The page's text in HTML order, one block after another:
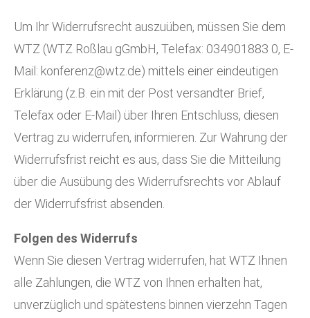
Um Ihr Widerrufsrecht auszuüben, müssen Sie dem
WTZ (WTZ Roßlau gGmbH, Telefax: 034901883 0, E-
Mail: konferenz@wtz.de) mittels einer eindeutigen
Erklärung (z.B. ein mit der Post versandter Brief,
Telefax oder E-Mail) über Ihren Entschluss, diesen
Vertrag zu widerrufen, informieren. Zur Wahrung der
Widerrufsfrist reicht es aus, dass Sie die Mitteilung
über die Ausübung des Widerrufsrechts vor Ablauf
der Widerrufsfrist absenden.
Folgen des Widerrufs
Wenn Sie diesen Vertrag widerrufen, hat WTZ Ihnen
alle Zahlungen, die WTZ von Ihnen erhalten hat,
unverzüglich und spätestens binnen vierzehn Tagen